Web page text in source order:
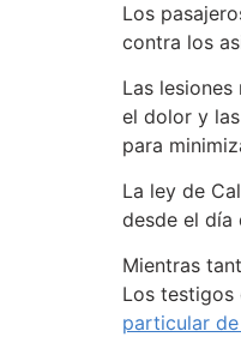
Los
contra los
Las
el dolor y
para
La ley de
desde el día
Mientras
Los testigos
particular